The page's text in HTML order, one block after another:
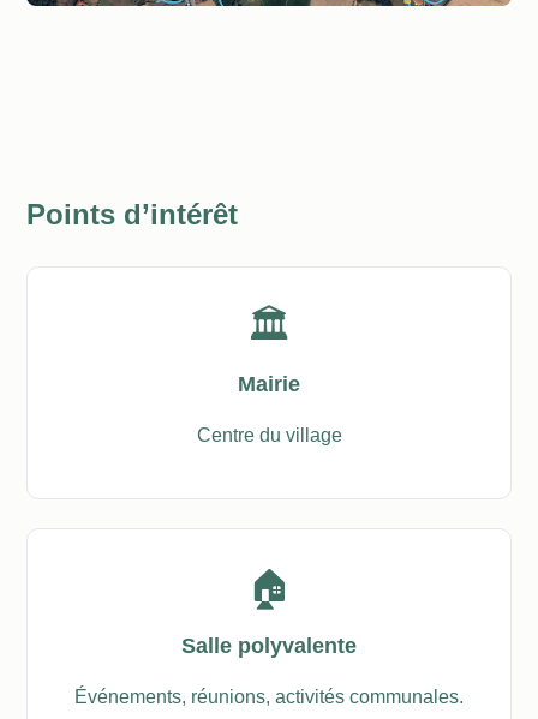
Points d’intérêt
🏛️
Mairie
Centre du village
🏠
Salle polyvalente
Événements, réunions, activités communales.